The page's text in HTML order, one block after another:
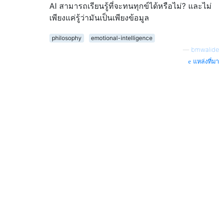
AI สามารถเรียนรู้ที่จะทนทุกข์ได้หรือไม่? และไม่
เพียงแค่รู้ว่ามันเป็นเพียงข้อมูล
philosophy
emotional-intelligence
bmwalide
แหล่งที่มา